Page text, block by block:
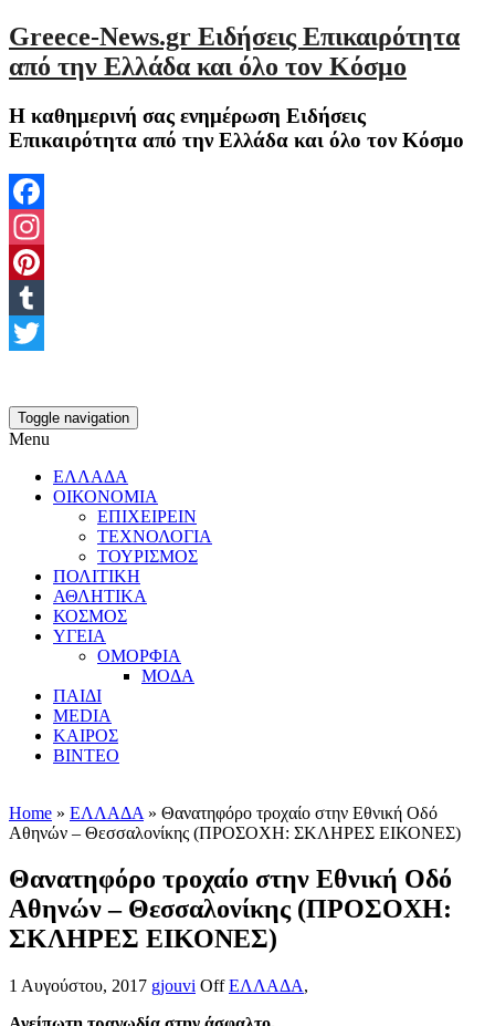
Greece-News.gr Ειδήσεις Επικαιρότητα
από την Ελλάδα και όλο τον Κόσμο
Η καθημερινή σας ενημέρωση Ειδήσεις
Επικαιρότητα από την Ελλάδα και όλο τον Κόσμο
Facebook
Instagram
Pinterest
Tumblr
Toggle navigation
Menu
ΕΛΛΑΔΑ
ΟΙΚΟΝΟΜΙΑ
ΕΠΙΧΕΙΡΕΙΝ
ΤΕΧΝΟΛΟΓΙΑ
ΤΟΥΡΙΣΜΟΣ
ΠΟΛΙΤΙΚΗ
ΑΘΛΗΤΙΚΑ
ΚΟΣΜΟΣ
ΥΓΕΙΑ
ΟΜΟΡΦΙΑ
ΜΟΔΑ
ΠΑΙΔΙ
MEDIA
ΚΑΙΡΟΣ
ΒΙΝΤΕΟ
Home » ΕΛΛΑΔΑ » Θανατηφόρο τροχαίο στην Εθνική Οδό
Αθηνών – Θεσσαλονίκης (ΠΡΟΣΟΧΗ: ΣΚΛΗΡΕΣ ΕΙΚΟΝΕΣ)
Θανατηφόρο τροχαίο στην Εθνική Οδό
Αθηνών – Θεσσαλονίκης (ΠΡΟΣΟΧΗ:
ΣΚΛΗΡΕΣ ΕΙΚΟΝΕΣ)
1 Αυγούστου, 2017 gjouvi Off ΕΛΛΑΔΑ,